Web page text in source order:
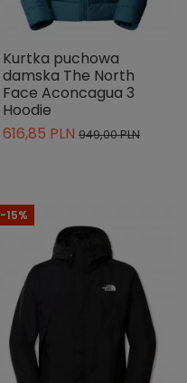
Kurtka puchowa
damska The North
Face Aconcagua 3
Hoodie
616,85 PLN 949,00 PLN
-15%